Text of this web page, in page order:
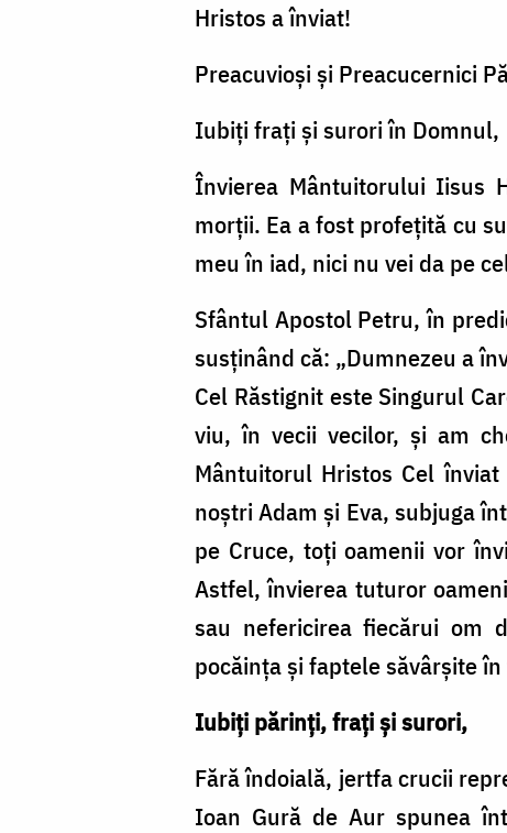
Hristos a înviat!
Preacuvioşi şi Preacucernici
Iubiţi fraţi şi surori în Domnul,
Învierea Mântuitorului Iisus
morţii. Ea a fost profeţită cu
meu în iad, nici nu vei da pe
Sfântul Apostol Petru, în
susţinând că: „Dumnezeu a
Cel Răstignit este Singurul
viu, în vecii vecilor, şi am
Mântuitorul Hristos Cel
noştri Adam şi Eva, subjuga
pe Cruce, toţi oamenii vor
Astfel, învierea tuturor
sau nefericirea fiecărui om
pocăinţa şi faptele săvârşite
Iubiţi părinţi, fraţi şi surori,
Fără îndoială, jertfa crucii
Ioan Gură de Aur spunea